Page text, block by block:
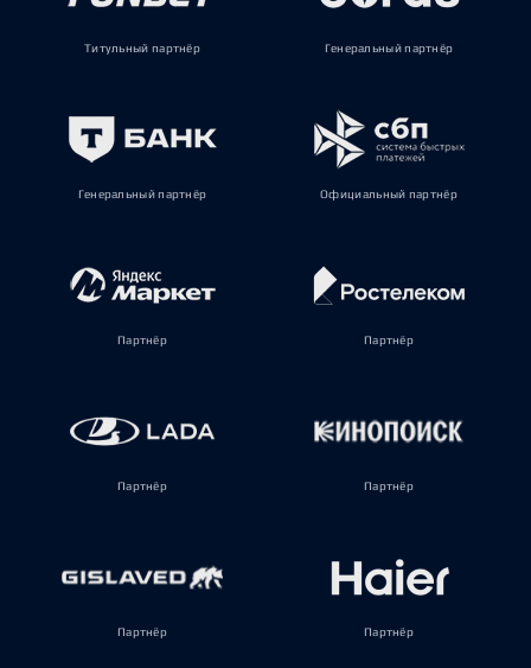
Титульный партнёр Генеральный партнёр
Генеральный партнёр Официальный партнёр
Партнёр Партнёр
Партнёр Партнёр
Партнёр Партнёр